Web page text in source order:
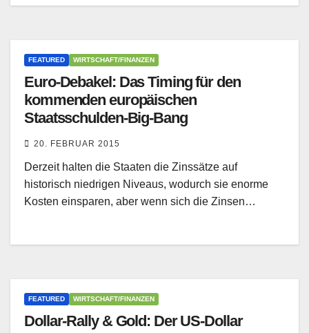
FEATURED WIRTSCHAFT/FINANZEN
Euro-Debakel: Das Timing für den
kommenden europäischen
Staatsschulden-Big-Bang
20. FEBRUAR 2015
Derzeit halten die Staaten die Zinssätze auf
historisch niedrigen Niveaus, wodurch sie enorme
Kosten einsparen, aber wenn sich die Zinsen…
FEATURED WIRTSCHAFT/FINANZEN
Dollar-Rally & Gold: Der US-Dollar